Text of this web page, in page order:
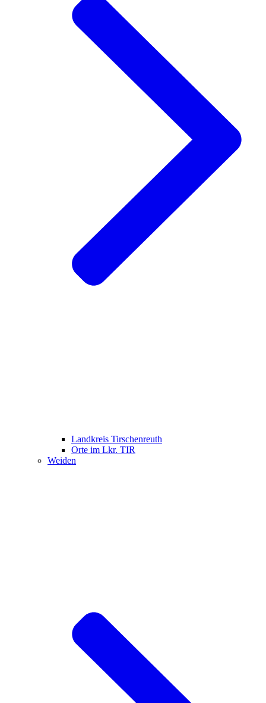
Landkreis Tirschenreuth
Orte im Lkr. TIR
Weiden